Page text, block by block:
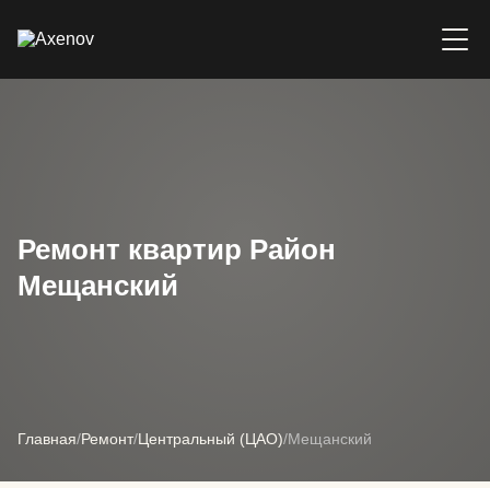
Ремонт квартир Район
Мещанский
Главная/Ремонт/Центральный (ЦАО)/Мещанский